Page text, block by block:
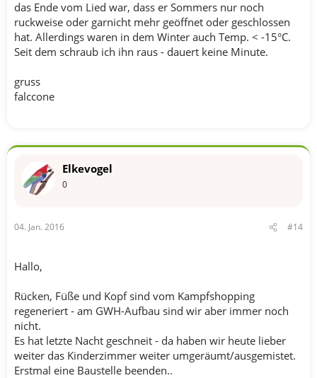
das Ende vom Lied war, dass er Sommers nur noch
ruckweise oder garnicht mehr geöffnet oder geschlossen
hat. Allerdings waren in dem Winter auch Temp. < -15°C.
Seit dem schraub ich ihn raus - dauert keine Minute.
gruss
falccone
Elkevogel
0
04. Jan. 2016 #14
Hallo,
Rücken, Füße und Kopf sind vom Kampfshopping
regeneriert - am GWH-Aufbau sind wir aber immer noch
nicht.
Es hat letzte Nacht geschneit - da haben wir heute lieber
weiter das Kinderzimmer weiter umgeräumt/ausgemistet.
Erstmal eine Baustelle beenden..